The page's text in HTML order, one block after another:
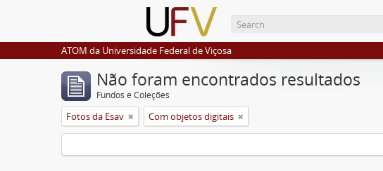
ATOM da Universidade Federal de Viçosa
Não foram encontrados resultados
Fundos e Coleções
Fotos da Esav Com objetos digitais